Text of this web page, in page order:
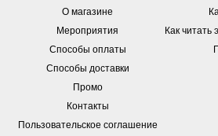
О магазине
Мероприятия
Способы оплаты
Способы доставки
Промо
Контакты
Пользовательское соглашение
Как читать